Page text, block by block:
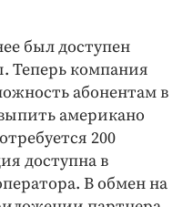
был доступен
Теперь компания
абонентам в
американо
200
доступна в
В обмен на